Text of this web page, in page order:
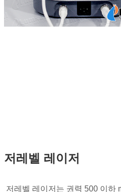
저레벨 레이저
저레벨 레이저는 권력 500 이하